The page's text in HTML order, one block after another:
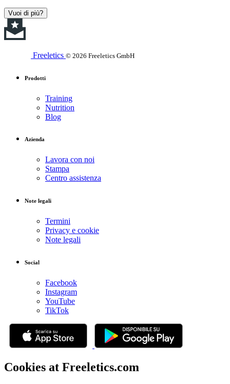
Vuoi di più?
Freeletics © 2026 Freeletics GmbH
Prodotti
Training
Nutrition
Blog
Azienda
Lavora con noi
Stampa
Centro assistenza
Note legali
Termini
Privacy e cookie
Note legali
Social
Facebook
Instagram
YouTube
TikTok
Cookies at Freeletics.com